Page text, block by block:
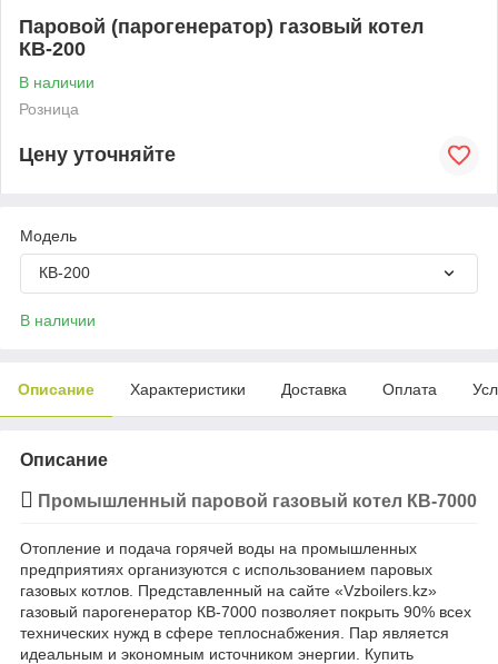
Паровой (парогенератор) газовый котел
КВ-200
В наличии
Розница
Цену уточняйте
Модель
КВ-200
В наличии
Описание Характеристики Доставка Оплата
Описание
Промышленный паровой газовый котел КВ-7000
Отопление и подача горячей воды на промышленных
предприятиях организуются с использованием паровых
газовых котлов. Представленный на сайте «Vzboilers.kz»
газовый парогенератор КВ-7000 позволяет покрыть 90% всех
технических нужд в сфере теплоснабжения. Пар является
идеальным и экономным источником энергии. Купить